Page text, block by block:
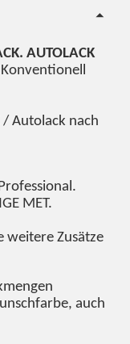
AUTOLACK
/ Autolack nach
MET.
weitere Zusätze
auch